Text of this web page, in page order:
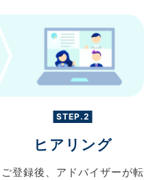
STEP.2
ヒアリング
ご登録後、 アドバイザーが転